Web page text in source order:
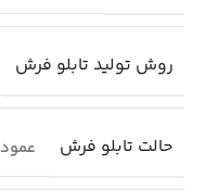
روش تولید تابلو فرش
حالت تابلو فرش